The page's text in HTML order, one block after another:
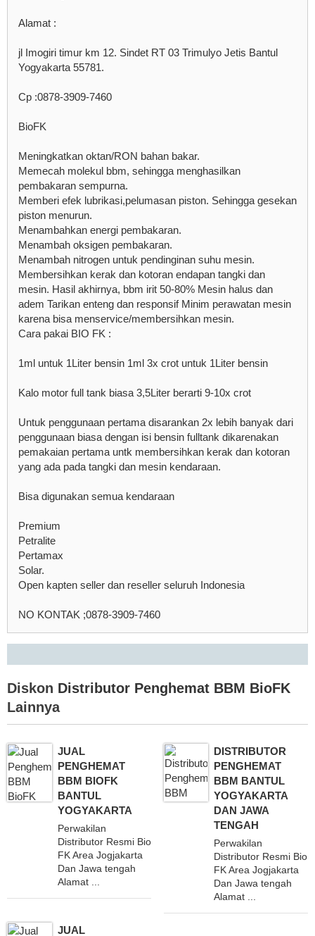
Alamat :
jl Imogiri timur km 12. Sindet RT 03 Trimulyo Jetis Bantul
Yogyakarta 55781.
Cp :0878-3909-7460
BioFK
Meningkatkan oktan/RON bahan bakar.
Memecah molekul bbm, sehingga menghasilkan
pembakaran sempurna.
Memberi efek lubrikasi,pelumasan piston. Sehingga gesekan
piston menurun.
Menambahkan energi pembakaran.
Menambah oksigen pembakaran.
Menambah nitrogen untuk pendinginan suhu mesin.
Membersihkan kerak dan kotoran endapan tangki dan
mesin. Hasil akhirnya, bbm irit 50-80% Mesin halus dan
adem Tarikan enteng dan responsif Minim perawatan mesin
karena bisa menservice/membersihkan mesin.
Cara pakai BIO FK :
1ml untuk 1Liter bensin 1ml 3x crot untuk 1Liter bensin
Kalo motor full tank biasa 3,5Liter berarti 9-10x crot
Untuk penggunaan pertama disarankan 2x lebih banyak dari
penggunaan biasa dengan isi bensin fulltank dikarenakan
pemakaian pertama untk membersihkan kerak dan kotoran
yang ada pada tangki dan mesin kendaraan.
Bisa digunakan semua kendaraan
Premium
Petralite
Pertamax
Solar.
Open kapten seller dan reseller seluruh Indonesia
NO KONTAK ;0878-3909-7460
Diskon Distributor Penghemat BBM BioFK
Lainnya
JUAL
PENGHEMAT
BBM BIOFK
BANTUL
YOGYAKARTA
Perwakilan
Distributor Resmi Bio
FK Area Jogjakarta
Dan Jawa tengah
Alamat ...
DISTRIBUTOR
PENGHEMAT
BBM BANTUL
YOGYAKARTA
DAN JAWA
TENGAH
Perwakilan
Distributor Resmi Bio
FK Area Jogjakarta
Dan Jawa tengah
Alamat ...
JUAL